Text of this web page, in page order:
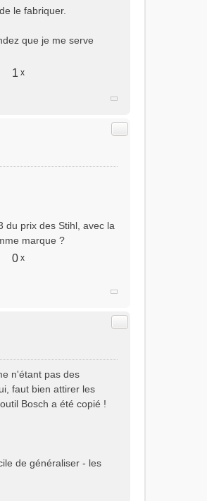
le fabriquer.
que je me serve
1 x
Citer
du prix des Stihl, avec la
marque ?
0 x
Citer
n'étant pas des
faut bien attirer les
Bosch a été copié !
de généraliser - les